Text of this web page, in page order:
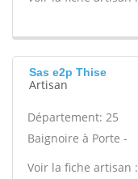
Sas e2p Thise
Artisan
Département: 25
Baignoire à Porte -
Voir la fiche artisan :